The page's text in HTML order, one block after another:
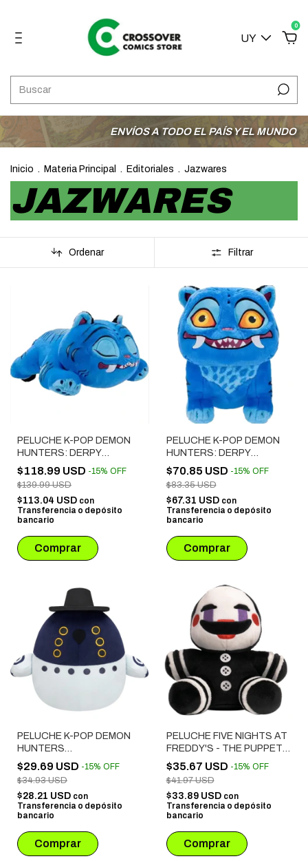
UY
0
ENVÍOS A TODO EL PAÍS Y EL MUNDO 3
Inicio . Materia Principal . Editoriales . Jazwares
JAZWARES
Ordenar Filtrar
PELUCHE K-POP DEMON
HUNTERS: DERPY
DURMIENDO
$118.99 USD -15% OFF
$139.99 USD
$113.04 USD con
Transferencia o depósito
bancario
PELUCHE K-POP DEMON
HUNTERS: DERPY
SENTADO
$70.85 USD -15% OFF
$83.35 USD
$67.31 USD con
Transferencia o depósito
bancario
PELUCHE K-POP DEMON
HUNTERS
SQUISHMALLOWS -
SUSSIE
$29.69 USD -15% OFF
$34.93 USD
$28.21 USD con
Transferencia o depósito
bancario
PELUCHE FIVE NIGHTS AT
FREDDY'S - THE PUPPET
(FNF0031)
$35.67 USD -15% OFF
$41.97 USD
$33.89 USD con
Transferencia o depósito
bancario